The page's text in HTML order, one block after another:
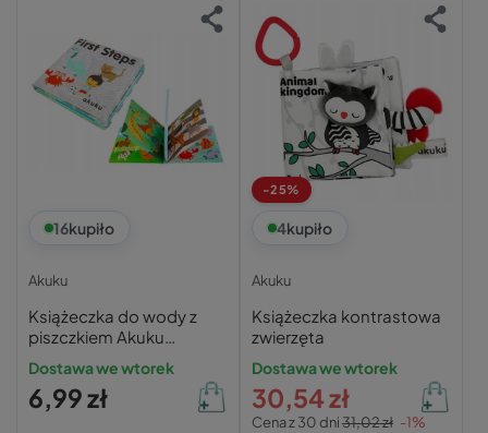
16kupiło
Akuku
Książeczka do wody z
piszczkiem Akuku
Pierwsze Kroki
Dostawa we wtorek
6,99 zł
-25%
4kupiło
Akuku
Książeczka kontrastowa
zwierzęta
Dostawa we wtorek
Cena z 30 dni31,02 zł -1%
30,54 zł